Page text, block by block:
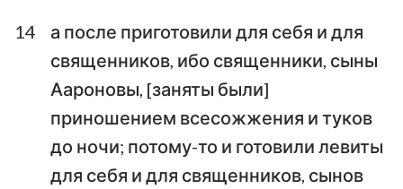
14
а после приготовили для себя и для
священников, ибо священники, сыны
Аароновы, [заняты были]
приношением всесожжения и туков
до ночи; потому-то и готовили левиты
для себя и для священников, сынов